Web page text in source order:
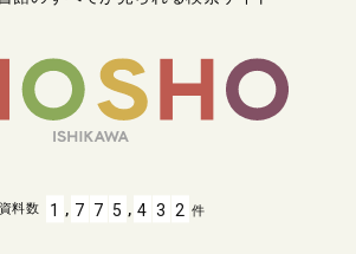
料数 1 , 7 7 5 , 4 3 2 件